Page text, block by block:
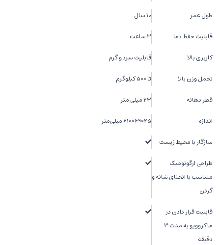
طول عمر 10 سال
قابلیت حفظ دما 3 ساعت
کاربری بالا قابلیت سرد و گرم
تحمل وزن بالا تا 500 کیلوگرم
قطر دهانه 23 میلی متر
اندازه 25×69×610 میلی‌متر
سازگار با محیط زیست
طراحی ارگونومیک
متناسب با انحنای شانه و
گردن
قابلیت قرار دادن در
ماکروویو به مدت 3
دقیقه